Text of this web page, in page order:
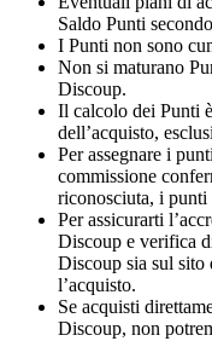
Saldo Punti
I Punti non sono
Non si maturano
Discoup.
Il calcolo dei Punti
dell’acquisto,
Per assegnare i
commissione
riconosciuta, i punti
Per assicurarti
Discoup e verifica
Discoup sia sul sito
l’acquisto.
Se acquisti
Discoup, non